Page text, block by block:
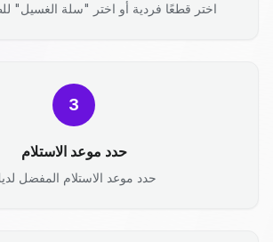
اختر قطعًا فردية أو اختر "سلة الغسيل"
3
حدد موعد الاستلام
حدد موعد الاستلام المفضل